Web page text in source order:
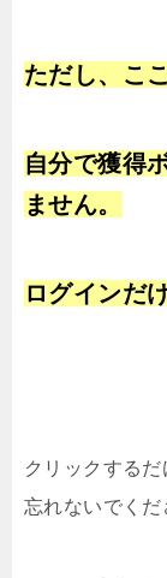
ただし、こ
自分で獲得
ません。
ログインだ
クリックするだ
忘れないでくだ